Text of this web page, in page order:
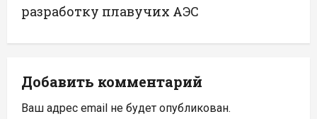
а
ц
и
я
разработку плавучих АЭС
Добавить комментарий
Ваш адрес email не будет опубликован.